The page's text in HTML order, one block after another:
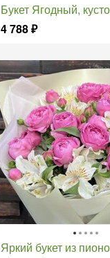
Букет Ягодный,
4 788₽
Яркий букет из пионовидной